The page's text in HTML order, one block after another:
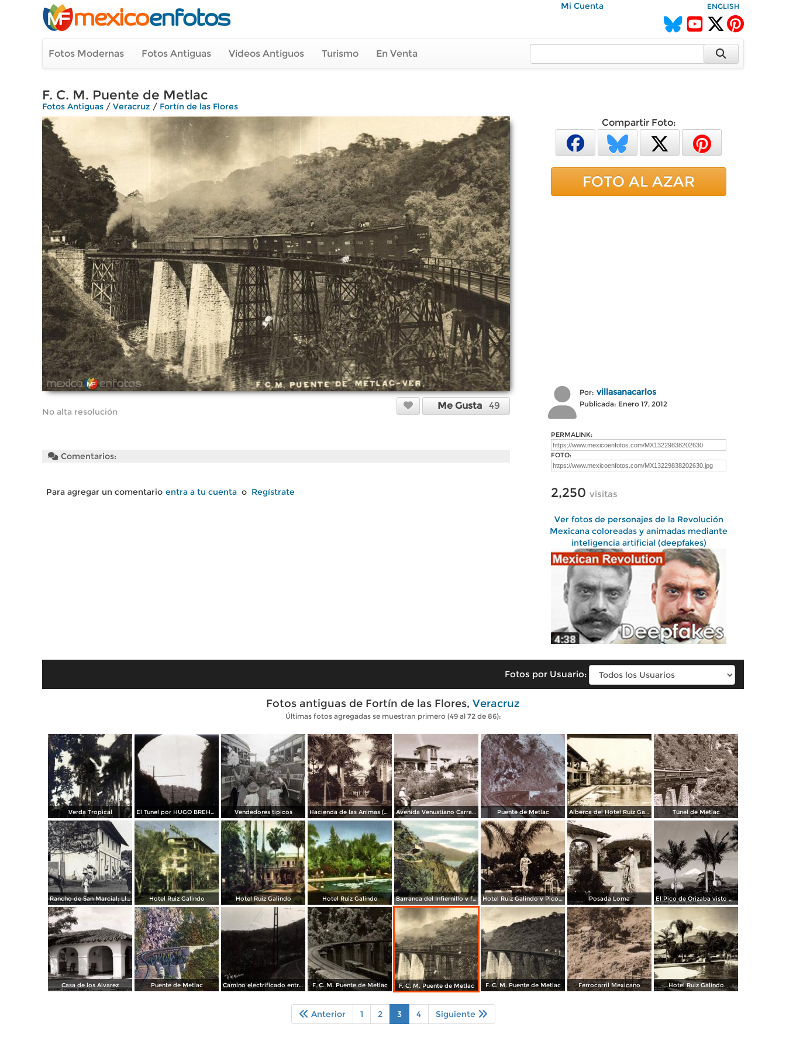
Mi Cuenta ENGLISH
Fotos Modernas Fotos Antiguas Videos Antiguos Turismo En Venta
F. C. M. Puente de Metlac
Fotos Antiguas / Veracruz / Fortín de las Flores
No alta resolución
Me Gusta 49
Comentarios:
Para agregar un comentario entra a tu cuenta o Regístrate
Compartir Foto:
FOTO AL AZAR
Por: villasanacarlos
Publicada: Enero 17, 2012
PERMALINK:
FOTO:
2,250 visitas
Ver fotos de personajes de la Revolución
Mexicana coloreadas y animadas mediante
inteligencia artificial (deepfakes)
Fotos por Usuario:
Fotos antiguas de Fortín de las Flores, Veracruz
Últimas fotos agregadas se muestran primero (49 al 72 de 86):
Verda Tropical El Tunel por HUGO BREHME Vendedores tipicos Hacienda de las Animas (circa 1920) Avenida Venustiano Carranza Puente de Metlac Alberca del Hotel Ruiz Galindo Túnel de Metlac
Rancho de San Marcial: Llegada de los Cortadores de Café Hotel Ruiz Galindo Hotel Ruiz Galindo Hotel Ruiz Galindo Barranca del Infiernillo y ferrocarril mexicano Hotel Ruiz Galindo y Pico de Orizaba Posada Loma El Pico de Orizaba visto desde la Casa de los Alvarez
Casa de los Alvarez Puente de Metlac Camino electrificado entre Fortín y Metlac. F. C. Méx. F. C. M. Puente de Metlac F. C. M. Puente de Metlac F. C. M. Puente de Metlac Ferrocarril Mexicano Hotel Ruiz Galindo
Anterior 1 2 3 4 Siguiente